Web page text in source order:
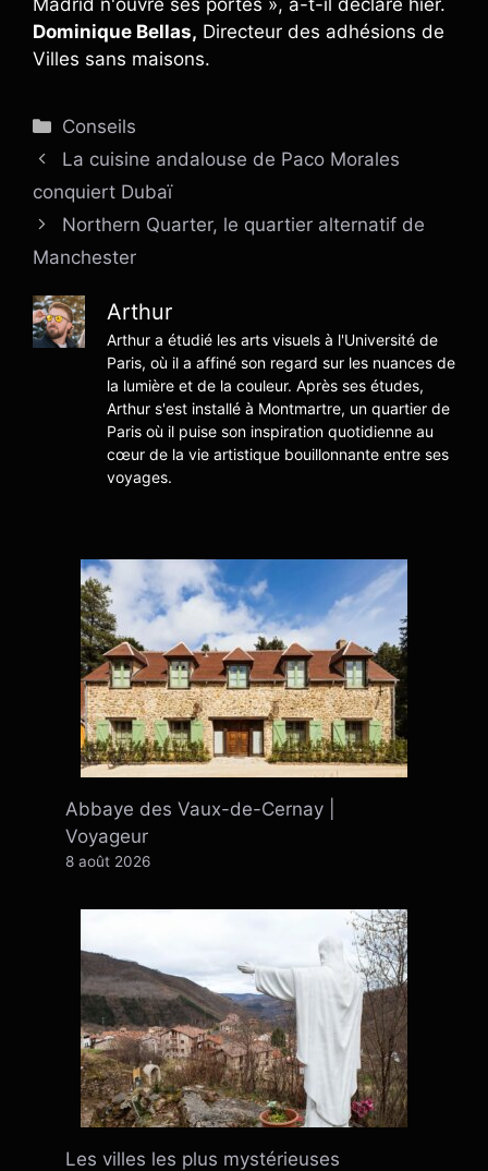
Dominique Bellas, Directeur des adhésions de
Villes sans maisons.
Catégories
Conseils
La cuisine andalouse de Paco Morales
conquiert Dubaï
Northern Quarter, le quartier alternatif de
Manchester
Arthur
Arthur a étudié les arts visuels à l'Université de
Paris, où il a affiné son regard sur les nuances de
la lumière et de la couleur. Après ses études,
Arthur s'est installé à Montmartre, un quartier de
Paris où il puise son inspiration quotidienne au
cœur de la vie artistique bouillonnante entre ses
voyages.
Abbaye des Vaux-de-Cernay |
Voyageur
8 août 2026
Les villes les plus mystérieuses